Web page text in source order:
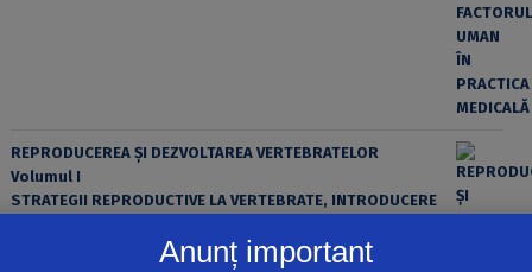
REPRODUCEREA ȘI DEZVOLTAREA VERTEBRATELOR
Volumul I
STRATEGII REPRODUCTIVE LA VERTEBRATE, INTRODUCERE
Anunț important